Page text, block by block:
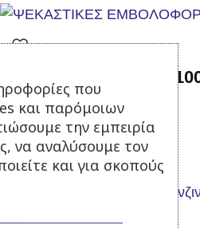
Αντλία ψεκασμού TF
Σε απόθεμα
340,00€ με Φ.Π.Α.
Προσθήκη στο καλάθι
που
και παρόμοιων
την εμπειρία
να αναλύσουμε τον
και για σκοπούς